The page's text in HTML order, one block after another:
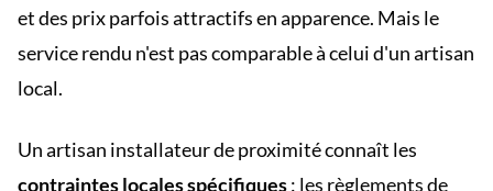
et des prix parfois attractifs en apparence. Mais le
service rendu n'est pas comparable à celui d'un artisan
local.
Un artisan installateur de proximité connaît les
contraintes locales spécifiques: les règlements de